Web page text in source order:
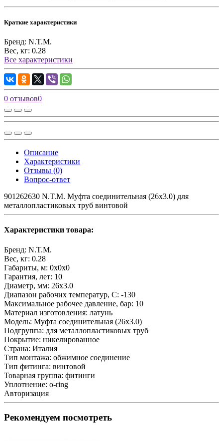
Краткие характеристики
Бренд: N.T.M.
Вес, кг: 0.28
Все характеристики
0 отзывов0
Описание
Характеристики
Отзывы (0)
Вопрос-ответ
901262630 N.T.M. Муфта соединительная (26х3.0) для
металлопластиковых труб винтовой
Характеристики товара:
Бренд: N.T.M.
Вес, кг: 0.28
Габариты, м: 0x0x0
Гарантия, лет: 10
Диаметр, мм: 26х3.0
Диапазон рабочих температур, С: -130
Максимальное рабочее давление, бар: 10
Материал изготовления: латунь
Модель: Муфта соединительная (26х3.0)
Подгруппа: для металлопластиковых труб
Покрытие: никелированное
Страна: Италия
Тип монтажа: обжимное соединение
Тип фитинга: винтовой
Товарная группа: фитинги
Уплотнение: o-ring
Авторизация
Рекомендуем посмотреть